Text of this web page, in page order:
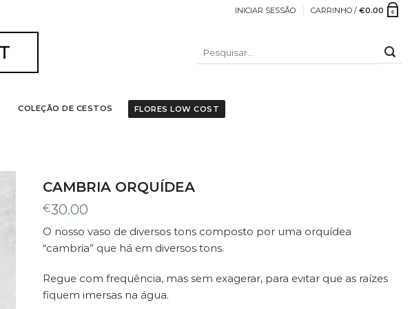
INICIAR SESSÃO CARRINHO / €0.00 0
PESQUISAR
POR:
COLEÇÃO DE CESTOS FLORES LOW COST
tons. Regue com frequência, mas sem exagerar, para evitar
CAMBRIA ORQUÍDEA
€30.00
O nosso vaso de diversos tons composto por uma orquídea
“cambria” que há em diversos tons.
Regue com frequência, mas sem exagerar, para evitar que as raízes
fiquem imersas na água.